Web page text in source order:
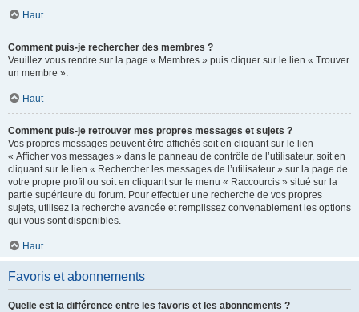
Haut
Comment puis-je rechercher des membres ?
Veuillez vous rendre sur la page « Membres » puis cliquer sur le lien « Trouver
un membre ».
Haut
Comment puis-je retrouver mes propres messages et sujets ?
Vos propres messages peuvent être affichés soit en cliquant sur le lien
« Afficher vos messages » dans le panneau de contrôle de l’utilisateur, soit en
cliquant sur le lien « Rechercher les messages de l’utilisateur » sur la page de
votre propre profil ou soit en cliquant sur le menu « Raccourcis » situé sur la
partie supérieure du forum. Pour effectuer une recherche de vos propres
sujets, utilisez la recherche avancée et remplissez convenablement les options
qui vous sont disponibles.
Haut
Favoris et abonnements
Quelle est la différence entre les favoris et les abonnements ?